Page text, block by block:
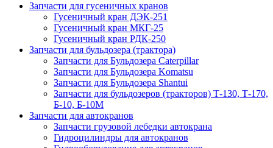
Запчасти для гусеничных кранов
Гусеничный кран ДЭК-251
Гусеничный кран МКГ-25
Гусеничный кран РДК-250
Запчасти для бульдозера (трактора)
Запчасти для Бульдозера Caterpillar
Запчасти для Бульдозера Komatsu
Запчасти для Бульдозера Shantui
Запчасти для бульдозеров (тракторов) Т-130, Т-170,
Б-10, Б-10М
Запчасти для автокранов
Запчасти грузовой лебедки автокрана
Гидроцилиндры для автокранов